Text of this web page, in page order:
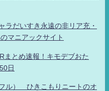
ラだいすき永遠の非リア充・
マニアックサイト
まとめ速報！キモデブおた
日
ル） ひきこもりニートのオ